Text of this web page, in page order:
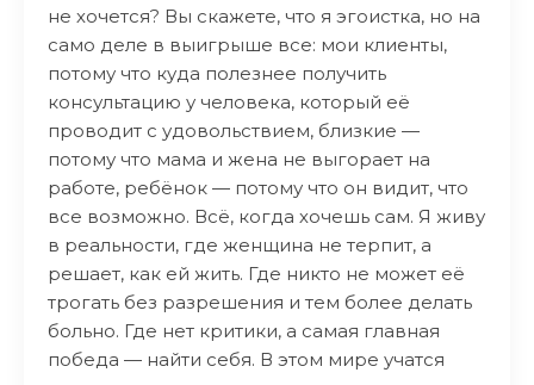
не хочется? Вы скажете, что я эгоистка, но на
само деле в выигрыше все: мои клиенты,
потому что куда полезнее получить
консультацию у человека, который её
проводит с удовольствием, близкие —
потому что мама и жена не выгорает на
работе, ребёнок — потому что он видит, что
все возможно. Всё, когда хочешь сам. Я живу
в реальности, где женщина не терпит, а
решает, как ей жить. Где никто не может её
трогать без разрешения и тем более делать
больно. Где нет критики, а самая главная
победа — найти себя. В этом мире учатся